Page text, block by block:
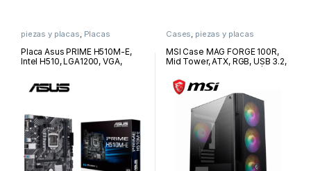
piezas y placas, Placas
Placa Asus PRIME H510M-E,
Intel H510, LGA1200, VGA,
Cases, piezas y placas
MSI Case MAG FORGE 100R,
Mid Tower, ATX, RGB, USB 3.2,
FORGE M100A